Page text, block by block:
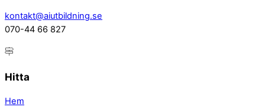
kontakt@aiutbildning.se
070-44 66 827
Hitta
Hem